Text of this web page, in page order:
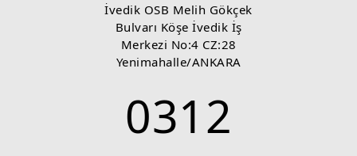
İvedik OSB Melih Gökçek
Bulvarı Köşe İvedik İş
Merkezi No:4 CZ:28
Yenimahalle/ANKARA
0312